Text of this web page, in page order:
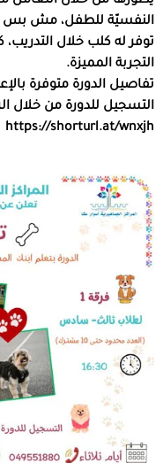
النفسيّة للطفل، مش بس
توفر له كلب خلال
التجربة المميزة.
تفاصيل الدورة متوفرة
التسجيل للدورة من خلال
https://shorturl.at/wnxjh